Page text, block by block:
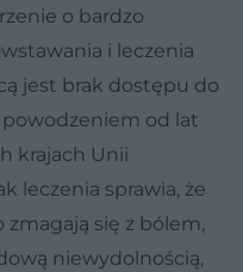
o bardzo
i leczenia
jest brak dostępu do
powodzeniem od lat
krajach Unii
leczenia sprawia, że
zmagają się z bólem,
niewydolnością,